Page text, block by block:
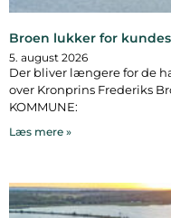
Broen lukker for
5. august 2026
Der bliver længere for de
over Kronprins Frederiks
KOMMUNE:
Læs mere »